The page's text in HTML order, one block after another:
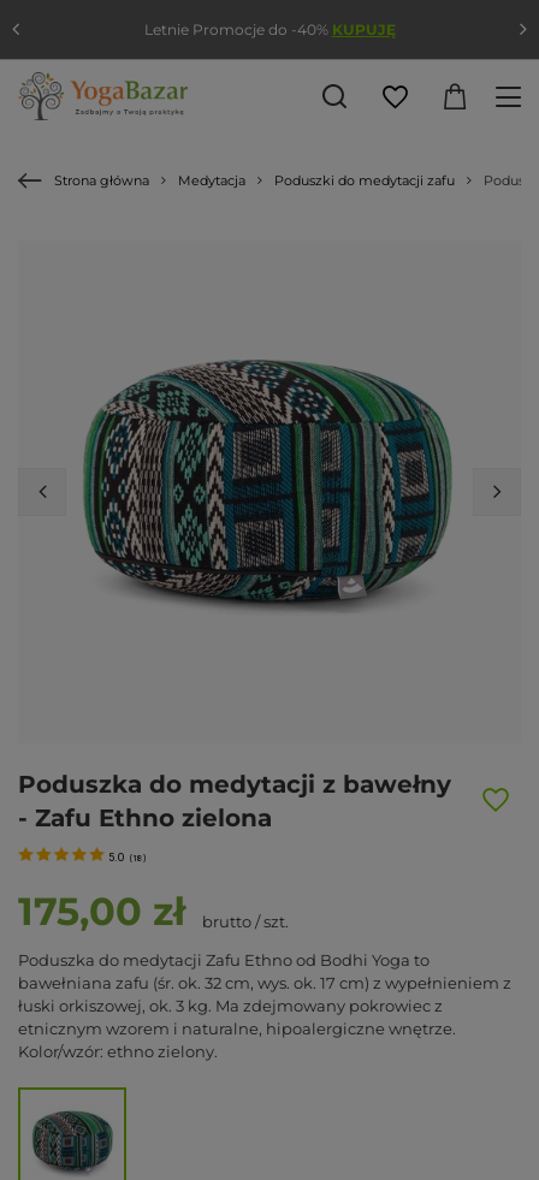
Strona główna Medytacja Poduszki do medytacji zafu
Poduszka do medytacji z bawełny
- Zafu Ethno zielona
5.0 (18)
175,00 zł brutto/szt.
Poduszka do medytacji Zafu Ethno od Bodhi Yoga to
bawełniana zafu (śr. ok. 32 cm, wys. ok. 17 cm) z wypełnieniem z
łuski orkiszowej, ok. 3 kg. Ma zdejmowany pokrowiec z
etnicznym wzorem i naturalne, hipoalergiczne wnętrze.
Kolor/wzór: ethno zielony.
Letnie Promocje do -40% KUPUJĘ